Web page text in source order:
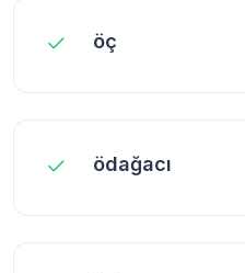
öç
ödağacı